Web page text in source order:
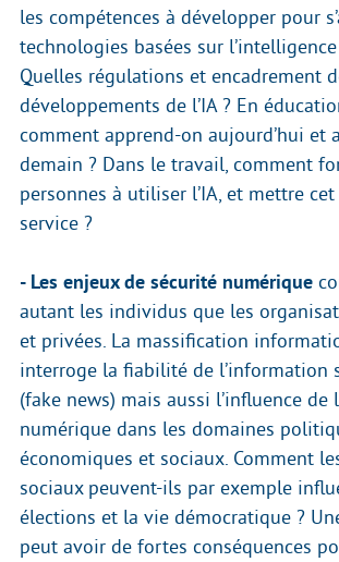
les compétences à développer pour
technologies basées sur
Quelles régulations et encadrement
développements de l’IA ? En
comment apprend-on aujourd’hui et
demain ? Dans le travail, comment
personnes à utiliser l’IA, et mettre
service ?
- Les enjeux de sécurité numérique
autant les individus que les
et privées. La massification
interroge la fiabilité de l’information
(fake news) mais aussi l’influence de
numérique dans les domaines
économiques et sociaux. Comment
sociaux peuvent-ils par exemple
élections et la vie démocratique ?
peut avoir de fortes conséquences